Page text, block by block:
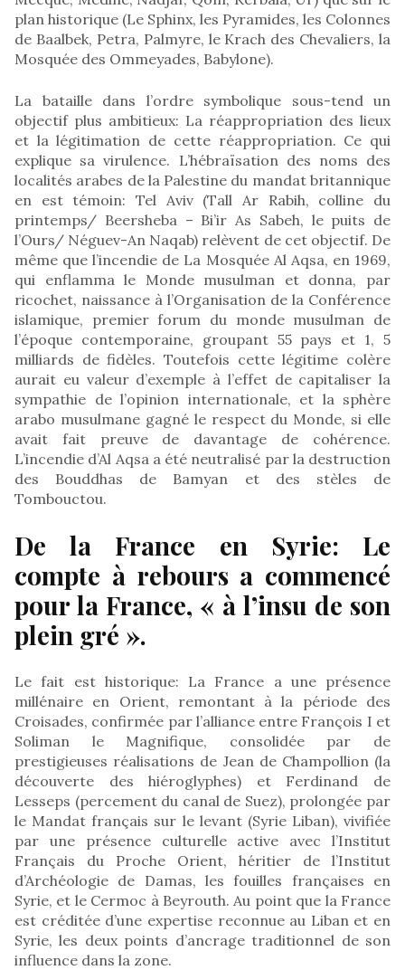
plan historique (Le Sphinx, les Pyramides, les Colonnes
de Baalbek, Petra, Palmyre, le Krach des Chevaliers, la
Mosquée des Ommeyades, Babylone).
La bataille dans l’ordre symbolique sous-tend un
objectif plus ambitieux: La réappropriation des lieux
et la légitimation de cette réappropriation. Ce qui
explique sa virulence. L’hébraïsation des noms des
localités arabes de la Palestine du mandat britannique
en est témoin: Tel Aviv (Tall Ar Rabih, colline du
printemps/ Beersheba – Bi’ir As Sabeh, le puits de
l’Ours/ Néguev-An Naqab) relèvent de cet objectif. De
même que l’incendie de La Mosquée Al Aqsa, en 1969,
qui enflamma le Monde musulman et donna, par
ricochet, naissance à l’Organisation de la Conférence
islamique, premier forum du monde musulman de
l’époque contemporaine, groupant 55 pays et 1, 5
milliards de fidèles. Toutefois cette légitime colère
aurait eu valeur d’exemple à l’effet de capitaliser la
sympathie de l’opinion internationale, et la sphère
arabo musulmane gagné le respect du Monde, si elle
avait fait preuve de davantage de cohérence.
L’incendie d’Al Aqsa a été neutralisé par la destruction
des Bouddhas de Bamyan et des stèles de
Tombouctou.
De la France en Syrie: Le
compte à rebours a commencé
pour la France, « à l’insu de son
plein gré ».
Le fait est historique: La France a une présence
millénaire en Orient, remontant à la période des
Croisades, confirmée par l’alliance entre François I et
Soliman le Magnifique, consolidée par de
prestigieuses réalisations de Jean de Champollion (la
découverte des hiéroglyphes) et Ferdinand de
Lesseps (percement du canal de Suez), prolongée par
le Mandat français sur le levant (Syrie Liban), vivifiée
par une présence culturelle active avec l’Institut
Français du Proche Orient, héritier de l’Institut
d’Archéologie de Damas, les fouilles françaises en
Syrie, et le Cermoc à Beyrouth. Au point que la France
est créditée d’une expertise reconnue au Liban et en
Syrie, les deux points d’ancrage traditionnel de son
influence dans la zone.